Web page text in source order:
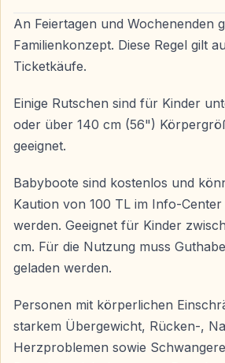
Ein lebensgroßes Piratenschiff und
flachem Wasser ermöglichen
Spielen.
sorgen für Unterhaltung den ganzen
Im Laufe des Tages finden
Unterhaltungsprogramme und
lebendige, fröhliche
Restaurants und Snackbars stehen
Verfügung — Speisen und Getränke
Aufpreis erhältlich.
An Feiertagen und Wochenenden
Familienkonzept. Diese Regel gilt
Ticketkäufe.
Einige Rutschen sind für Kinder
oder über 140 cm (56")
geeignet.
Babyboote sind kostenlos und
Kaution von 100 TL im Info-Center
werden. Geeignet für Kinder
cm. Für die Nutzung muss
geladen werden.
Personen mit körperlichen
starkem Übergewicht, Rücken-,
Herzproblemen sowie